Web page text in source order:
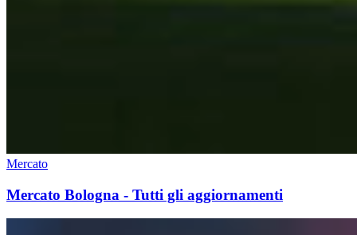
Mercato
Mercato Bologna - Tutti gli aggiornamenti